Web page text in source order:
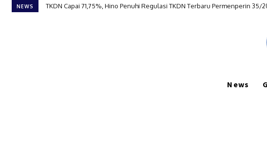
NEWS TKDN Capai 71,75%, Hino Penuhi Regulasi TKDN Terbaru Permenperin 35/
News